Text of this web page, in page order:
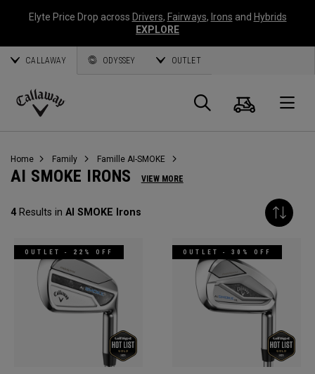
Elyte Price Drop across Drivers, Fairways, Irons and Hybrids
EXPLORE
CALLAWAY ODYSSEY OUTLET
Callaway
Panier
Home Family Famille AI-SMOKE
AI SMOKE IRONS VIEW MORE
4Results in AI SMOKE Irons
OUTLET - 22% OFF OUTLET - 30% OFF